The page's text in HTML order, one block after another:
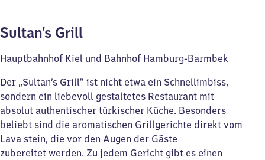
Sultan’s Grill
Hauptbahnhof Kiel und Bahnhof Hamburg-Barmbek
Der „Sultan’s Grill“ ist nicht etwa ein Schnellimbiss,
sondern ein liebevoll gestaltetes Restaurant mit
absolut authentischer türkischer Küche. Besonders
beliebt sind die aromatischen Grillgerichte direkt vom
Lava­ stein, die vor den Augen der Gäste
zubereitet werden. Zu jedem Gericht gibt es einen